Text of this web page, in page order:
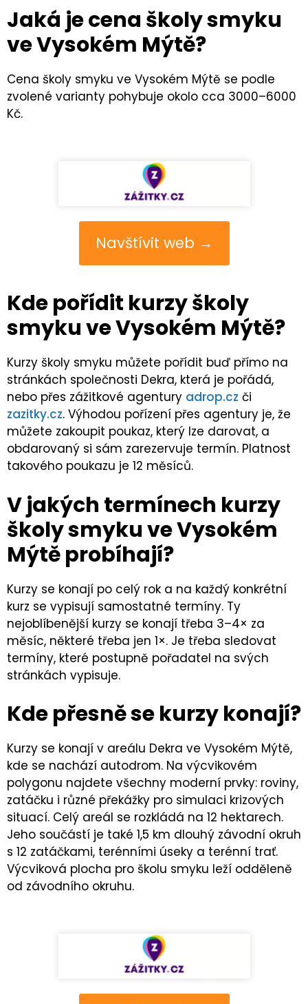
Jaká je cena školy smyku
ve Vysokém Mýtě?
Cena školy smyku ve Vysokém Mýtě se podle
zvolené varianty pohybuje okolo cca 3000–6000
Kč.
Navštívit web →
Kde pořídit kurzy školy
smyku ve Vysokém Mýtě?
Kurzy školy smyku můžete pořídit buď přímo na
stránkách společnosti Dekra, která je pořádá,
nebo přes zážitkové agentury adrop.cz či
zazitky.cz. Výhodou pořízení přes agentury je, že
můžete zakoupit poukaz, který lze darovat, a
obdarovaný si sám zarezervuje termín. Platnost
takového poukazu je 12 měsíců.
V jakých termínech kurzy
školy smyku ve Vysokém
Mýtě probíhají?
Kurzy se konají po celý rok a na každý konkrétní
kurz se vypisují samostatné termíny. Ty
nejoblíbenější kurzy se konají třeba 3–4× za
měsíc, některé třeba jen 1×. Je třeba sledovat
termíny, které postupně pořadatel na svých
stránkách vypisuje.
Kde přesně se kurzy konají?
Kurzy se konají v areálu Dekra ve Vysokém Mýtě,
kde se nachází autodrom. Na výcvikovém
polygonu najdete všechny moderní prvky: roviny,
zatáčku i různé překážky pro simulaci krizových
situací. Celý areál se rozkládá na 12 hektarech.
Jeho součástí je také 1,5 km dlouhý závodní okruh
s 12 zatáčkami, terénními úseky a terénní trať.
Výcviková plocha pro školu smyku leží odděleně
od závodního okruhu.